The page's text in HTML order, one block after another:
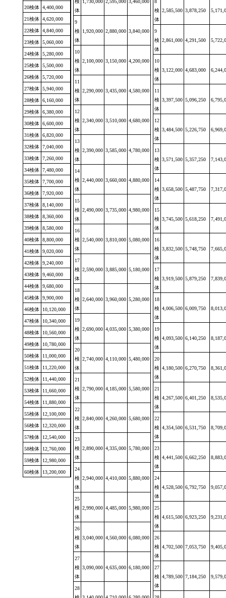
20検体 4,400,000
21検体 4,620,000
22検体 4,840,000
23検体 5,060,000
24検体 5,280,000
25検体 5,500,000
26検体 5,720,000
27検体 5,940,000
28検体 6,160,000
29検体 6,380,000
30検体 6,600,000
31検体 6,820,000
32検体 7,040,000
33検体 7,260,000
34検体 7,480,000
35検体 7,700,000
36検体 7,920,000
37検体 8,140,000
38検体 8,360,000
39検体 8,580,000
40検体 8,800,000
41検体 9,020,000
42検体 9,240,000
43検体 9,460,000
44検体 9,680,000
45検体 9,900,000
46検体 10,120,000
47検体 10,340,000
48検体 10,560,000
49検体 10,780,000
50検体 11,000,000
51検体 11,220,000
52検体 11,440,000
53検体 11,660,000
54検体 11,880,000
55検体 12,100,000
56検体 12,320,000
57検体 12,540,000
58検体 12,760,000
59検体 12,980,000
60検体 13,200,000
検
体
1,730,000 2,595,000 3,460,000
9
検
体
1,920,000 2,880,000 3,840,000
10
検
体
2,100,000 3,150,000 4,200,000
11
検
体
2,290,000 3,435,000 4,580,000
12
検
体
2,340,000 3,510,000 4,680,000
13
検
体
2,390,000 3,585,000 4,780,000
14
検
体
2,440,000 3,660,000 4,880,000
15
検
体
2,490,000 3,735,000 4,980,000
16
検
体
2,540,000 3,810,000 5,080,000
17
検
体
2,590,000 3,885,000 5,180,000
18
検
体
2,640,000 3,960,000 5,280,000
19
検
体
2,690,000 4,035,000 5,380,000
20
検
体
2,740,000 4,110,000 5,480,000
21
検
体
2,790,000 4,185,000 5,580,000
22
検
体
2,840,000 4,260,000 5,680,000
23
検
体
2,890,000 4,335,000 5,780,000
24
検
体
2,940,000 4,410,000 5,880,000
25
検
体
2,990,000 4,485,000 5,980,000
26
検
体
3,040,000 4,560,000 6,080,000
27
検
体
3,090,000 4,635,000 6,180,000
28
8
検
体
2,585,500 3,878,250
9
検
体
2,861,000 4,291,500
10
検
体
3,122,000 4,683,000
11
検
体
3,397,500 5,096,250
12
検
体
3,484,500 5,226,750
13
検
体
3,571,500 5,357,250
14
検
体
3,658,500 5,487,750
15
検
体
3,745,500 5,618,250
16
検
体
3,832,500 5,748,750
17
検
体
3,919,500 5,879,250
18
検
体
4,006,500 6,009,750
19
検
体
4,093,500 6,140,250
20
検
体
4,180,500 6,270,750
21
検
体
4,267,500 6,401,250
22
検
体
4,354,500 6,531,750
23
検
体
4,441,500 6,662,250
24
検
体
4,528,500 6,792,750
25
検
体
4,615,500 6,923,250
26
検
体
4,702,500 7,053,750
27
検
体
4,789,500 7,184,250